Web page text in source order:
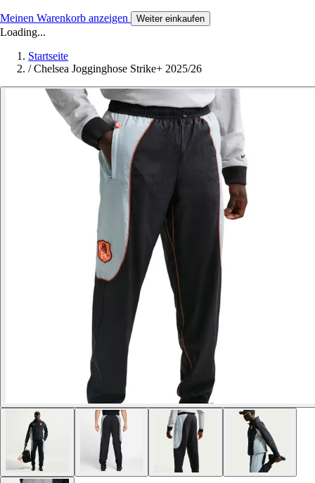
Meinen Warenkorb anzeigen Weiter einkaufen
Loading...
Startseite
/ Chelsea Jogginghose Strike+ 2025/26